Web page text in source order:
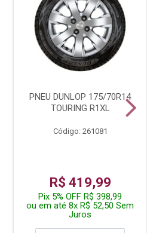
PNEU DUNLOP 175/70R14
TOURING R1XL
Código: 261081
R$ 419,99
Pix 5% OFF R$ 398,99
ou em até 8x R$ 52,50 Sem
Juros